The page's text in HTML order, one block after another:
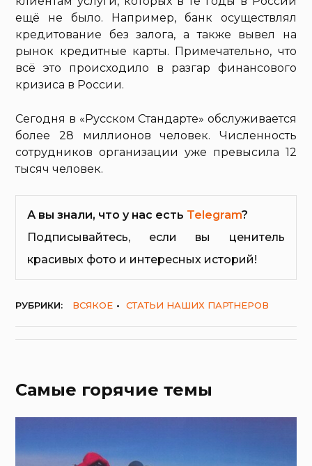
ещё не было. Например, банк осуществлял
кредитование без залога, а также вывел на
рынок кредитные карты. Примечательно, что
всё это происходило в разгар финансового
кризиса в России.
Сегодня в «Русском Стандарте» обслуживается
более 28 миллионов человек. Численность
сотрудников организации уже превысила 12
тысяч человек.
А вы знали, что у нас есть Telegram?
Подписывайтесь, если вы ценитель
красивых фото и интересных историй!
РУБРИКИ: ВСЯКОЕ СТАТЬИ НАШИХ ПАРТНЕРОВ
Самые горячие темы